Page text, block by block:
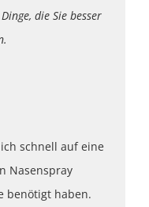
die Sie besser
schnell auf eine
Nasenspray
benötigt haben.